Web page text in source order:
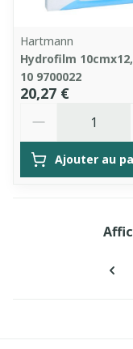
Hartmann
Hydrofilm
10 9700022
20,27 €
Ajouter au